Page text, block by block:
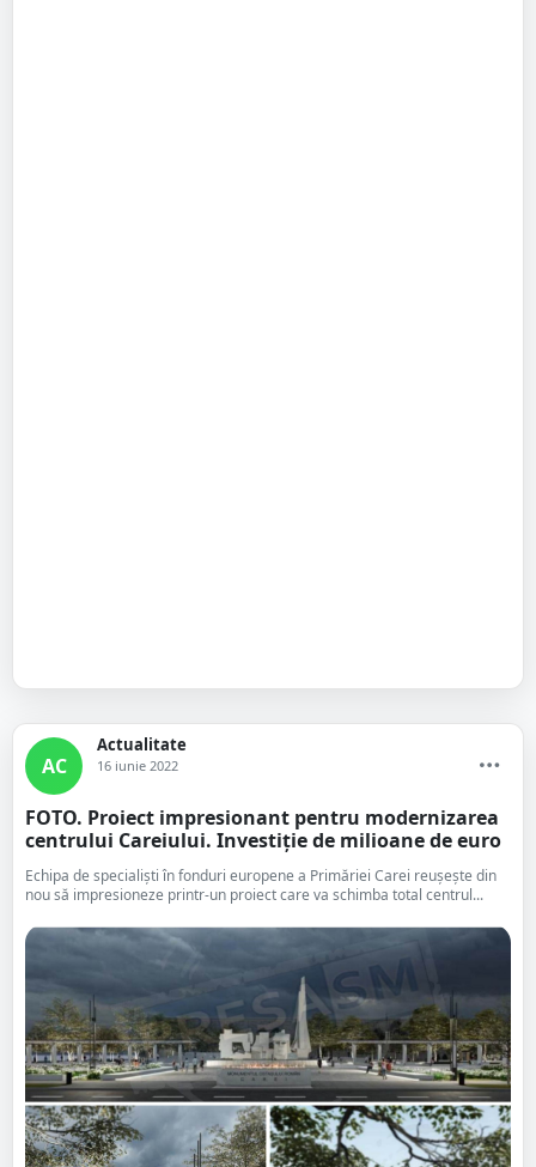
AC
Actualitate
16 iunie 2022
FOTO. Proiect impresionant pentru modernizarea
centrului Careiului. Investiție de milioane de euro
Echipa de specialiști în fonduri europene a Primăriei Carei reușește din
nou să impresioneze printr-un proiect care va schimba total centrul...